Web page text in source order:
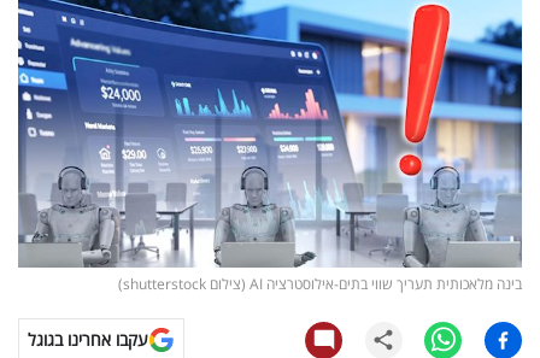
מדדים
ומחקרים
דעות
רכילות
עסקית
קריפטו
ויראלי
בינה מלאכותית תעריך שווי בתים-אילוסטרציה AI (צילום shutterstock)
עקבו אחרינו בגוגל